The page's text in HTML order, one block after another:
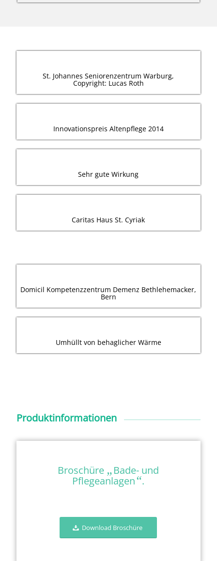
St. Johannes Seniorenzentrum Warburg,
Copyright: Lucas Roth
Innovationspreis Altenpflege 2014
Sehr gute Wirkung
Caritas Haus St. Cyriak
Domicil Kompetenzzentrum Demenz Bethlehemacker,
Bern
Umhüllt von behaglicher Wärme
Produktinformationen
Broschüre „Bade- und
Pflegeanlagen“.
Download Broschüre